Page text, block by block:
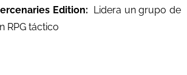
Edition: Lidera un grupo de
RPG táctico